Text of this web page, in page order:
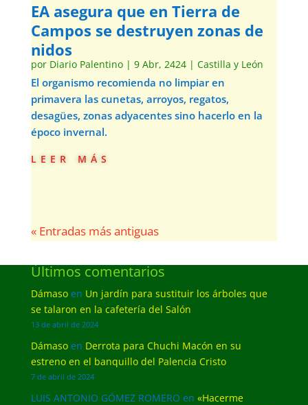
EA asegura que en Tierra de
Campos se destruyen zonas de
nidos
por Diario Palentino| 9 Abr, 2424| Castilla y León
El organismo recomienda no limpiar en
primavera las cunetas, arroyos, regatos,
desagües, zonas adyacentes sino hacerlo en la
époco invernal.
leer más
« Entradas más antiguas
Últimos comentarios
Dámasoen Un jardín para sustituir los árboles que
se talaron en la cafetería del Salón
13 de abril de 2024
Dámasoen Derrota para Chuchi Macón en su
estreno en el banquillo del Palencia Cristo
7 de abril de 2024
LUIS ANTONIO GÓMEZ ROMERO en «Hacerme